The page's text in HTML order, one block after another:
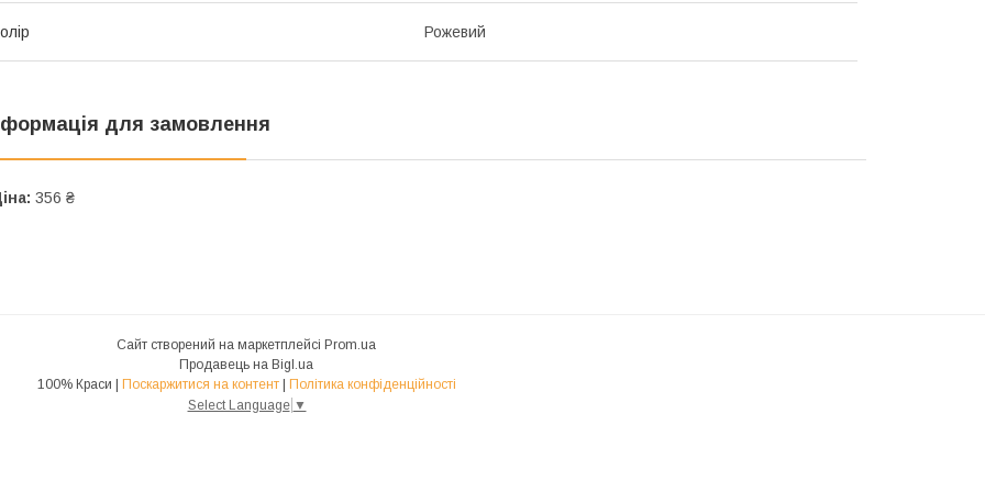
Рожевий
для замовлення
356 ₴
Сайт створений на маркетплейсі Prom.ua
Продавець на Bigl.ua
100% Краси | Поскаржитися на контент | Політика конфіденційності
Select Language ▼